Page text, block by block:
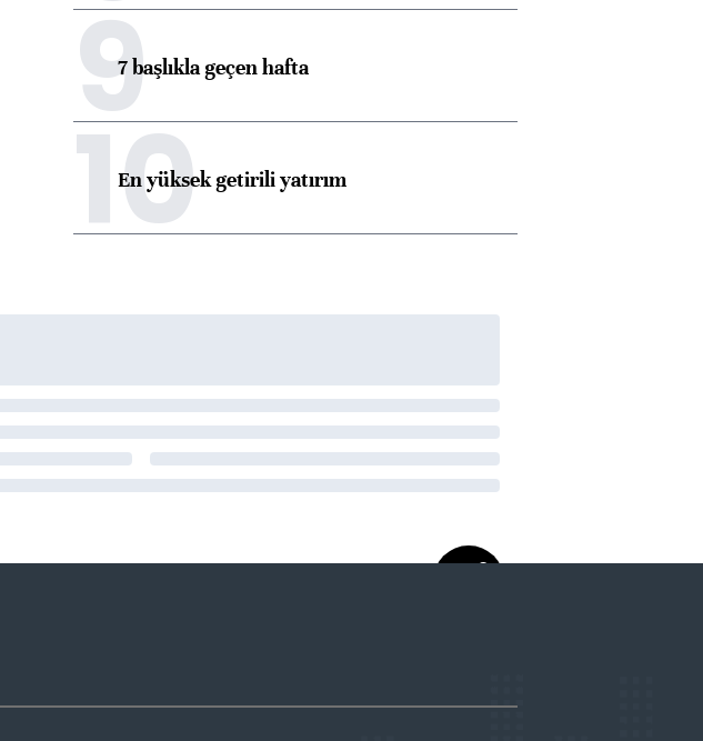
97 başlıkla geçen hafta
10
En yüksek getirili yatırım